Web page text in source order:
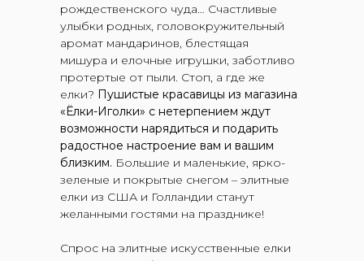
рождественского чуда… Счастливые
улыбки родных, головокружительный
аромат мандаринов, блестящая
мишура и елочные игрушки, заботливо
протертые от пыли. Стоп, а где же
елки? Пушистые красавицы из магазина
«Ёлки-Иголки» с нетерпением ждут
возможности нарядиться и подарить
радостное настроение вам и вашим
близким. Большие и маленькие, ярко-
зеленые и покрытые снегом – элитные
елки из США и Голландии станут
желанными гостями на празднике!
Спрос на элитные искусственные елки